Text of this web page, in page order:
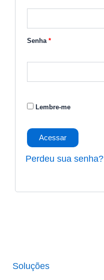
Senha *
Lembre-me
Acessar
Perdeu sua senha?
Soluções